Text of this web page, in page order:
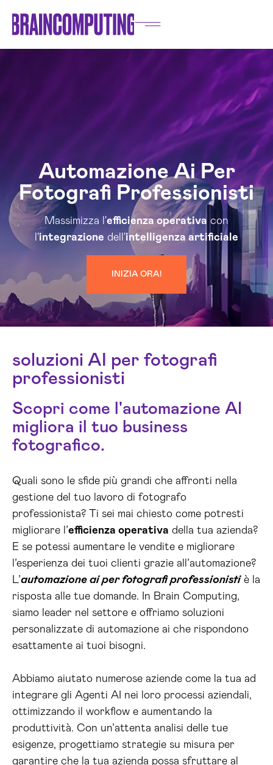
Automazione Ai Per
Fotografi Professionisti
Massimizza l'efficienza operativa con
l'integrazione dell'intelligenza artificiale
INIZIA ORA!
soluzioni AI per fotografi
professionisti
Scopri come l'automazione AI
migliora il tuo business
fotografico.
Quali sono le sfide più grandi che affronti nella
gestione del tuo lavoro di fotografo
professionista? Ti sei mai chiesto come potresti
migliorare l’efficienza operativa della tua azienda?
E se potessi aumentare le vendite e migliorare
l’esperienza dei tuoi clienti grazie all’automazione?
L’automazione ai per fotografi professionistiè la
risposta alle tue domande. In Brain Computing,
siamo leader nel settore e offriamo soluzioni
personalizzate di automazione ai che rispondono
esattamente ai tuoi bisogni.
Abbiamo aiutato numerose aziende come la tua ad
integrare gli Agenti AI nei loro processi aziendali,
ottimizzando il workflow e aumentando la
produttività. Con un’attenta analisi delle tue
esigenze, progettiamo strategie su misura per
garantire che la tua azienda possa sfruttare al